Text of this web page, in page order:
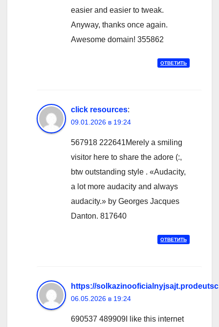
easier and easier to tweak.
Anyway, thanks once again.
Awesome domain! 355862
ОТВЕТИТЬ
click resources:
09.01.2026 в 19:24
567918 222641Merely a smiling
visitor here to share the adore (:,
btw outstanding style . «Audacity,
a lot more audacity and always
audacity.» by Georges Jacques
Danton. 817640
ОТВЕТИТЬ
https://
06.05.2026 в 19:24
690537 489909I like this internet